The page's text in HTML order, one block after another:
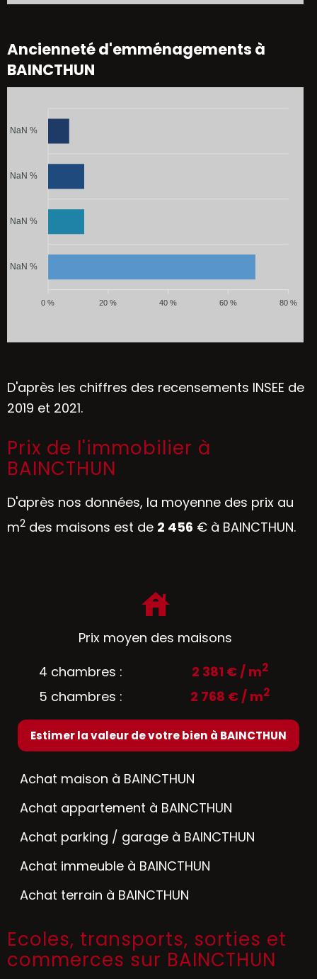
Ancienneté d'emménagements à
BAINCTHUN
NaN %
NaN %
NaN %
NaN %
80 %
60 %
40 %
20 %
0 %
D'après les chiffres des recensements INSEE de
2019 et 2021.
Prix de l'immobilier à
BAINCTHUN
D'après nos données, la moyenne des prix au
m2 des maisons est de 2 456 € à BAINCTHUN.
Prix moyen des maisons
4 chambres :
2 381 € / m2
5 chambres : 2 768 € / m2
Estimer la valeur de votre bien à BAINCTHUN
Achat maison à BAINCTHUN
Achat appartement à BAINCTHUN
Achat parking / garage à BAINCTHUN
Achat immeuble à BAINCTHUN
Achat terrain à BAINCTHUN
Ecoles, transports, sorties et
commerces sur BAINCTHUN